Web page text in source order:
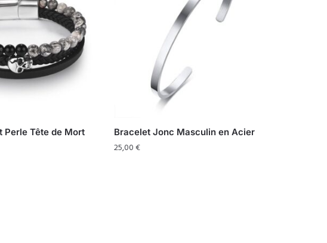
Perle Tête de Mort
Bracelet Jonc Masculin en Acier
25,00€